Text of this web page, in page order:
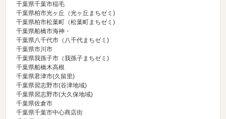
千葉県千葉市稲毛
千葉県柏市光ヶ丘（光ヶ丘まちゼミ)
千葉県柏市松葉町（松葉町まちゼミ)
千葉県船橋市海神・
千葉県八千代市（ 八千代まちゼミ)
千葉県市川市
千葉県我孫子市（我孫子まちゼミ)
千葉県船橋木高根
千葉県君津市(久留里)
千葉県習志野市(谷津地域)
千葉県習志野市(大久保地域)
千葉県佐倉市
千葉県千葉市中心商店街